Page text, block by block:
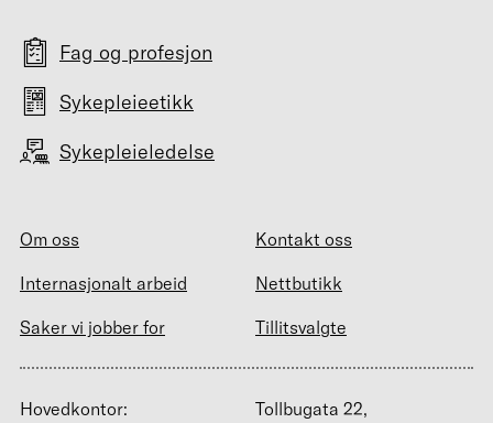
Fag og profesjon
Sykepleieetikk
Sykepleieledelse
Om oss
Kontakt oss
Internasjonalt arbeid
Nettbutikk
Saker vi jobber for
Tillitsvalgte
Hovedkontor:
Tollbugata 22,